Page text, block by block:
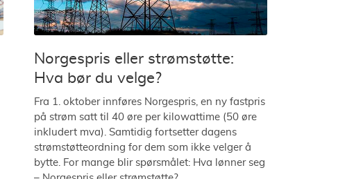
Norgespris eller strømstøtte:
Hva bør du velge?
Fra 1. oktober innføres Norgespris, en ny fastpris
på strøm satt til 40 øre per kilowattime (50 øre
inkludert mva). Samtidig fortsetter dagens
strømstøtteordning for dem som ikke velger å
bytte. For mange blir spørsmålet: Hva lønner seg